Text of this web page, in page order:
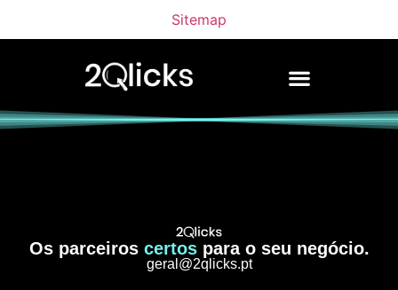
Sitemap
Os parceiros certospara o seu negócio.
geral@2qlicks.pt